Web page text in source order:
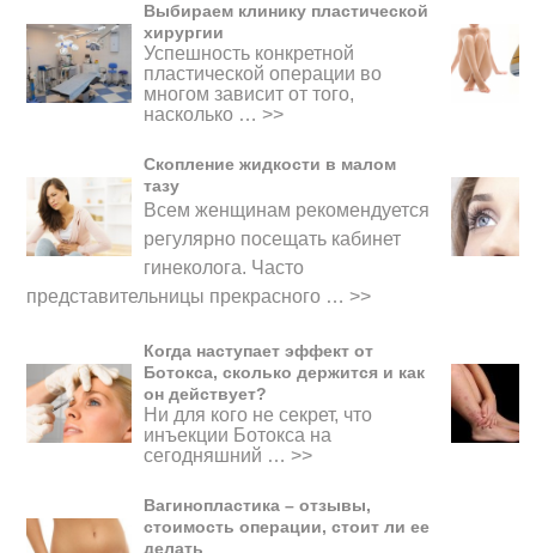
Выбираем клинику пластической
хирургии
Успешность конкретной
пластической операции во
многом зависит от того,
насколько … >>
Скопление жидкости в малом
тазу
Всем женщинам рекомендуется
регулярно посещать кабинет
гинеколога. Часто
представительницы прекрасного … >>
Когда наступает эффект от
Ботокса, сколько держится и как
он действует?
Ни для кого не секрет, что
инъекции Ботокса на
сегодняшний … >>
Вагинопластика – отзывы,
стоимость операции, стоит ли ее
делать